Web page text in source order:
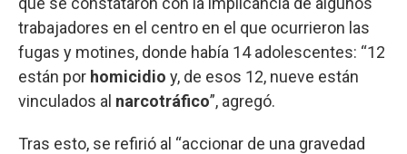
trabajadores en el centro en el que ocurrieron las
fugas y motines, donde había 14 adolescentes: “12
están por homicidio y, de esos 12, nueve están
vinculados al narcotráfico”, agregó.
Tras esto, se refirió al “accionar de una gravedad